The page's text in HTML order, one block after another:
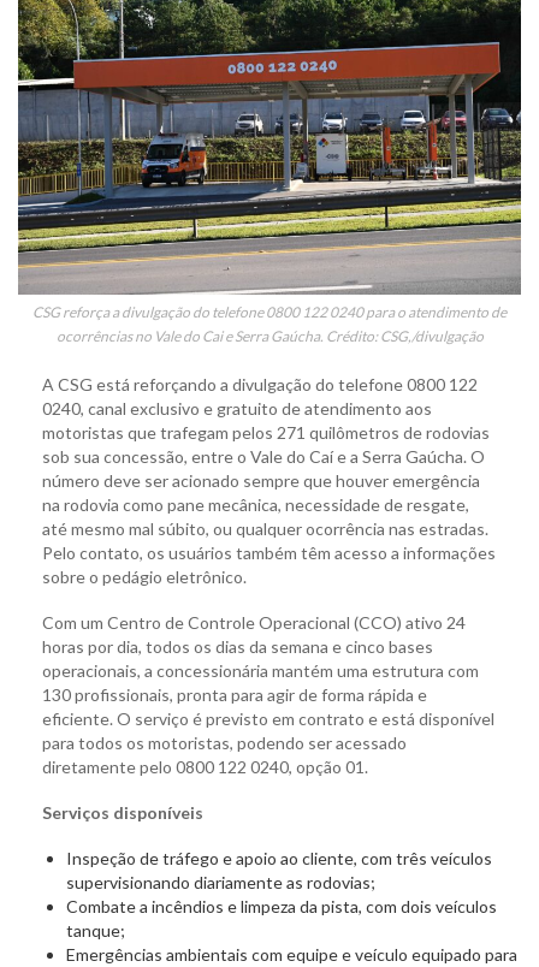
CSG reforça a divulgação do telefone 0800 122 0240 para o atendimento de
ocorrências no Vale do Cai e Serra Gaúcha. Crédito: CSG,/divulgação
A CSG está reforçando a divulgação do telefone 0800 122
0240, canal exclusivo e gratuito de atendimento aos
motoristas que trafegam pelos 271 quilômetros de rodovias
sob sua concessão, entre o Vale do Caí e a Serra Gaúcha. O
número deve ser acionado sempre que houver emergência
na rodovia como pane mecânica, necessidade de resgate,
até mesmo mal súbito, ou qualquer ocorrência nas estradas.
Pelo contato, os usuários também têm acesso a informações
sobre o pedágio eletrônico.
Com um Centro de Controle Operacional (CCO) ativo 24
horas por dia, todos os dias da semana e cinco bases
operacionais, a concessionária mantém uma estrutura com
130 profissionais, pronta para agir de forma rápida e
eficiente. O serviço é previsto em contrato e está disponível
para todos os motoristas, podendo ser acessado
diretamente pelo 0800 122 0240, opção 01.
Serviços disponíveis
Inspeção de tráfego e apoio ao cliente, com três veículos
supervisionando diariamente as rodovias;
Combate a incêndios e limpeza da pista, com dois veículos
tanque;
Emergências ambientais com equipe e veículo equipado para